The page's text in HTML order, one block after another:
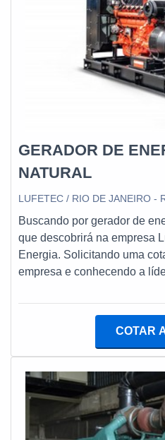
funcionários especializados e
necessidade de cada cliente.
valores consideráveis em
aumentando a eficiência da
uma empresa que tem feito a
seriedade e qualidade, o que
excelência de ponta a ponta.
produtos.
GERADOR DE
NATURAL
LUFETEC / RIO DE JANEIRO -
Buscando por gerador de
que descobrirá na empresa
Energia. Solicitando uma
empresa e conhecendo a
profissionais especializados
energia.MAIS
ENERGIA A GÁS
Energia foca sua estratégia
uma estrutura com
são realizadas as atividades
COTAR